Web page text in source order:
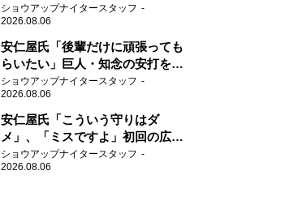
来て勉強はない」
ショウアップナイタースタッフ
2026.08.06
安仁屋氏「後輩だけに頑張っても
らいたい」巨人・知念の安打を喜
ぶ
ショウアップナイタースタッフ
2026.08.06
安仁屋氏「こういう守りはダ
メ」、「ミスですよ」初回の広島
の守備に苦言
ショウアップナイタースタッフ
2026.08.06